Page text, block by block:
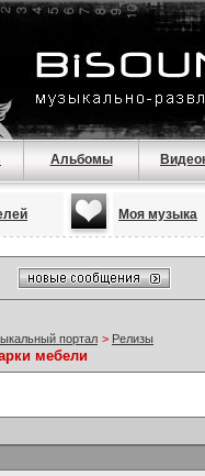
Альбомы
Моя музыка
портал > Релизы
мебели